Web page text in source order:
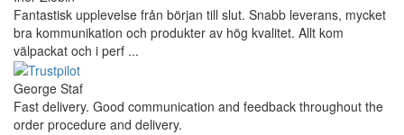
Fantastisk upplevelse från början till slut. Snabb leverans, mycket
bra kommunikation och produkter av hög kvalitet. Allt kom
välpackat och i perf ...
George Staf
Fast delivery. Good communication and feedback throughout the
order procedure and delivery.